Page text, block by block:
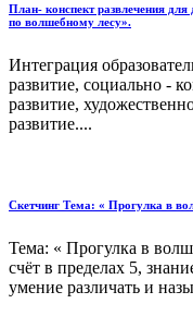
План- конспект развлечения
по волшебному лесу».
Интеграция
развитие, социально -
развитие,
развитие....
Скетчинг Тема: « Прогулка в
Тема: « Прогулка в
счёт в пределах 5,
умение различать и